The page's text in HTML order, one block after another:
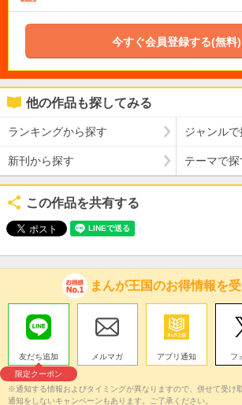
今すぐ会員登録する(無料)
他の作品も探してみる
ランキングから探す ジャンルで
新刊から探す テーマで探
この作品を共有する
まんが王国のお得情報を
友だち追加
限定クーポン
メルマガ アプリ通知 フ
※通知する情報およびタイミングが異なりますので、併せて受け
通知をしないキャンペーンもあります。ご了承ください。